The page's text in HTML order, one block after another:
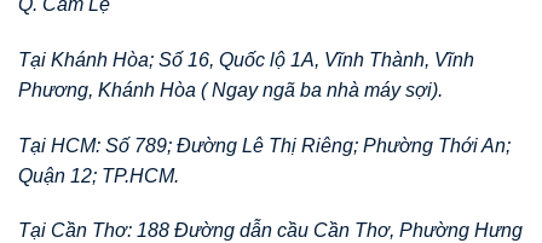
Q. Cẩm Lệ
Tại Khánh Hòa; Số 16, Quốc lộ 1A, Vĩnh Thành, Vĩnh
Phương, Khánh Hòa ( Ngay ngã ba nhà máy sợi).
Tại HCM: Số 789; Đường Lê Thị Riêng; Phường Thới An;
Quận 12; TP.HCM.
Tại Cần Thơ: 188 Đường dẫn cầu Cần Thơ, Phường Hưng